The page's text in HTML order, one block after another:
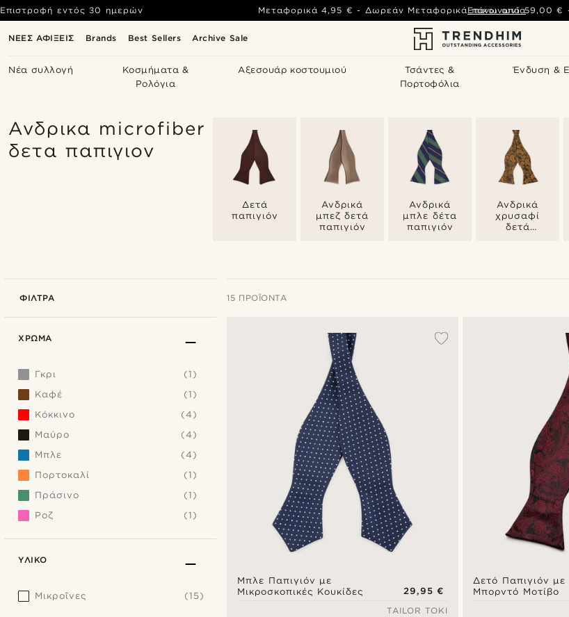
ΝΕΕΣ ΑΦΙΞΕΙΣ Brands Best Sellers Archive Sale
Νέα συλλογή
Κοσμήματα &
Ρολόγια
Αξεσουάρ κοστουμιού
Τσάντες &
Πορτοφόλια
Ένδυση &
Επιστροφή εντός 30 ημερών Μεταφορικά 4,95 € - Δωρεάν Μεταφορικά πάνω από59,00 €
Επικοινωνία
Ανδρικα microfiber
δετα παπιγιον
Δετά
παπιγιόν
Ανδρικά
μπεζ δετά
παπιγιόν
Ανδρικά
μπλε δέτα
παπιγιόν
Ανδρικά
χρυσαφί
δετά
ΦΊΛΤΡΑ 15 ΠΡΟΪΌΝΤΑ
Μπλε Παπιγιόν με
Μικροσκοπικές Κουκίδες
29,95 €
TAILOR TOKI
Δετό Παπιγιόν με
Μπορντό Μοτίβο
ΧΡΏΜΑ
Γκρι
(1)
Καφέ
(1)
Κόκκινο
(4)
Μαύρο
(4)
Μπλε
(4)
Πορτοκαλί
(1)
Πράσινο
(1)
Ροζ
(1)
ΥΛΙΚΌ
Μικροΐνες (15)